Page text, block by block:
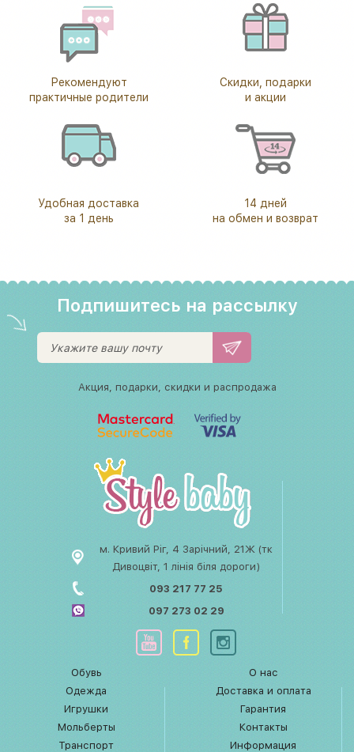
Рекомендуют
практичные родители
Скидки, подарки
и акции
Удобная доставка
за 1 день
14 дней
на обмен и возврат
Подпишитесь на рассылку
Акция, подарки, скидки и распродажа
м. Кривий Ріг, 4 Зарічний, 21Ж (тк
Дивоцвіт, 1 лінія біля дороги)
093 217 77 25
097 273 02 29
Обувь
Одежда
Игрушки
Мольберты
Транспорт
О нас
Доставка и оплата
Гарантия
Контакты
Информация